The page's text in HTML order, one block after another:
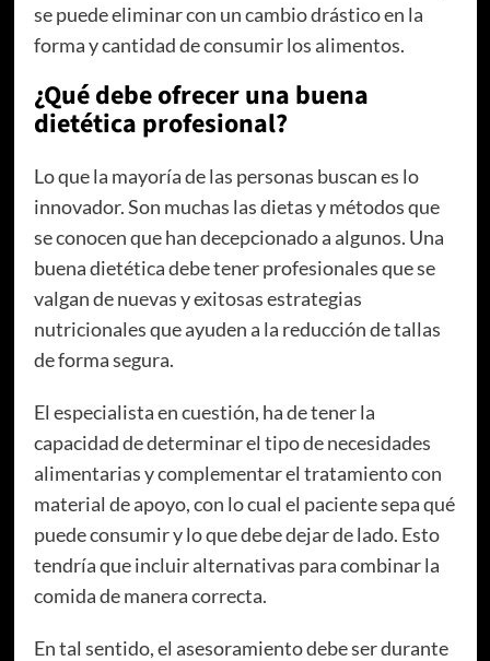
se puede eliminar con un cambio drástico en la
forma y cantidad de consumir los alimentos.
¿Qué debe ofrecer una buena
dietética profesional?
Lo que la mayoría de las personas buscan es lo
innovador. Son muchas las dietas y métodos que
se conocen que han decepcionado a algunos. Una
buena dietética debe tener profesionales que se
valgan de nuevas y exitosas estrategias
nutricionales que ayuden a la reducción de tallas
de forma segura.
El especialista en cuestión, ha de tener la
capacidad de determinar el tipo de necesidades
alimentarias y complementar el tratamiento con
material de apoyo, con lo cual el paciente sepa qué
puede consumir y lo que debe dejar de lado. Esto
tendría que incluir alternativas para combinar la
comida de manera correcta.
En tal sentido, el asesoramiento debe ser durante